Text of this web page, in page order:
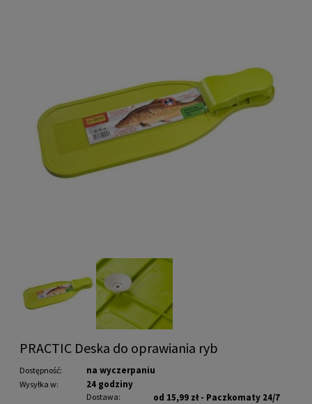
PRACTIC Deska do oprawiania ryb
Dostępność: na wyczerpaniu
Wysyłka w: 24 godziny
Dostawa: od 15,99 zł - Paczkomaty 24/7